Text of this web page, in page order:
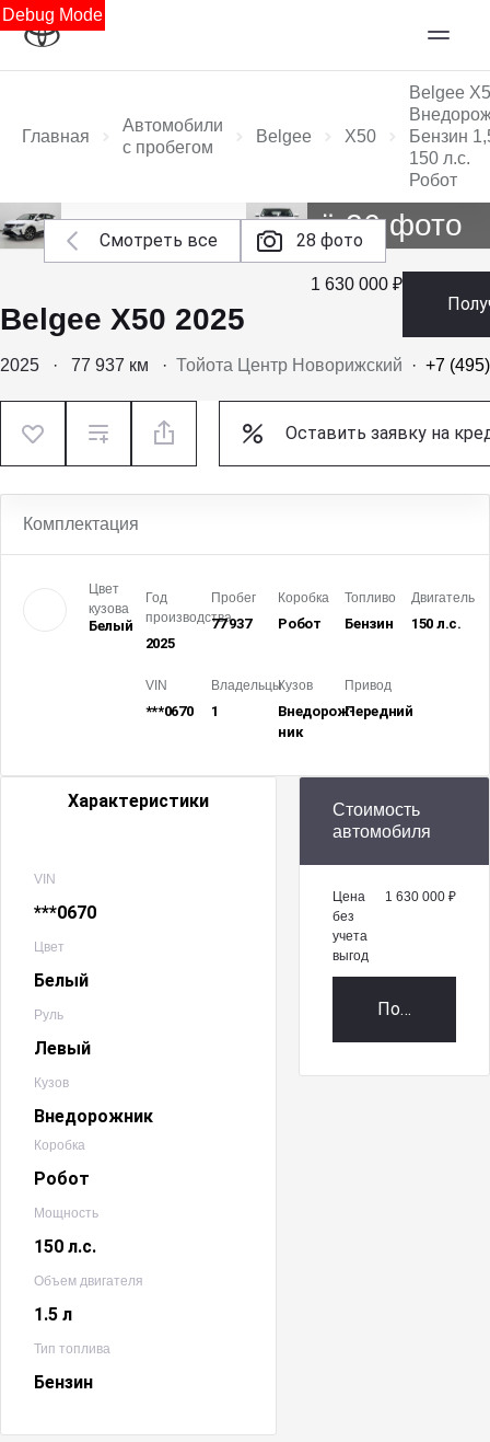
Debug Mode
Главная
Автомобили
с пробегом
Belgee X50
Belgee
Бензин
150 л.с.
Робот
Смотреть все 28 фото
Ещё 26 фото
Belgee X50 2025
1 630 000 ₽
2025 · 77 937 км · Тойота Центр Новорижский · +7
Оставить заявку на
Комплектация
Цвет
кузова
Белый
Год
производства
2025
Пробег
77 937
Коробка
Робот
Топливо
Бензин
Двигатель
150 л.с.
VIN
***0670
Владельцы
1
Кузов
Внедорож­
ник
Привод
Передний
Характеристики
VIN
***0670
Цвет
Белый
Руль
Левый
Кузов
Внедорожник
Коробка
Робот
Мощность
150 л.с.
Объем двигателя
1.5 л
Тип топлива
Бензин
Стоимость
автомобиля
Цена
без
учета
выгод
1 630 000 ₽
Получить